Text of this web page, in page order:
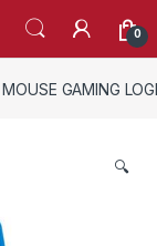
0
MOUSE GAMING
🔍